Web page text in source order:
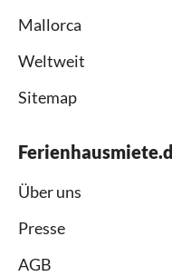
Mallorca
Weltweit
Sitemap
Über uns
Presse
AGB